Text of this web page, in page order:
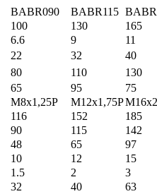
BABR090 BABR115
100 130
165
6.6 9
11
22 32
40
80 110
130
65 95
75
M8x1,25P M12x1,75P
116 152
185
90 115
142
48 65
97
10 12
15
1.5 2
3
32 40
63